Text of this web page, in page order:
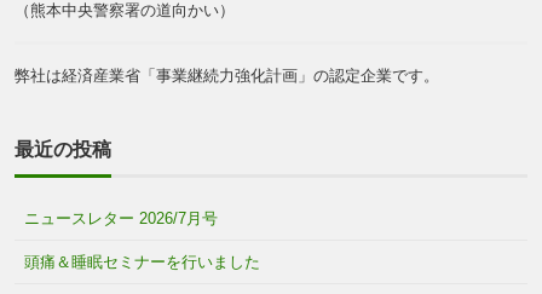
（熊本中央警察署の道向かい）
弊社は経済産業省「事業継続力強化計画」の認定企業です。
最近の投稿
ニュースレター 2026/7月号
頭痛＆睡眠セミナーを行いました